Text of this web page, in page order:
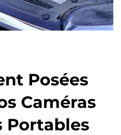
Posées
Caméras
Portables